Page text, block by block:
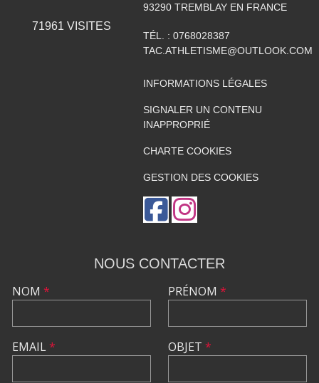
71961 VISITES
93290 TREMBLAY EN FRANCE
TÉL. : 0768028387
TAC.ATHLETISME@OUTLOOK.COM
INFORMATIONS LÉGALES
SIGNALER UN CONTENU
INAPPROPRIÉ
CHARTE COOKIES
GESTION DES COOKIES
NOUS CONTACTER
NOM *
EMAIL*
PRÉNOM *
OBJET *